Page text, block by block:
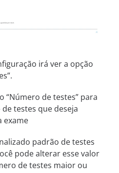
irá ver a opção
“Número de testes” para
testes que deseja
exame
padrão de testes
pode alterar esse valor
de testes maior ou